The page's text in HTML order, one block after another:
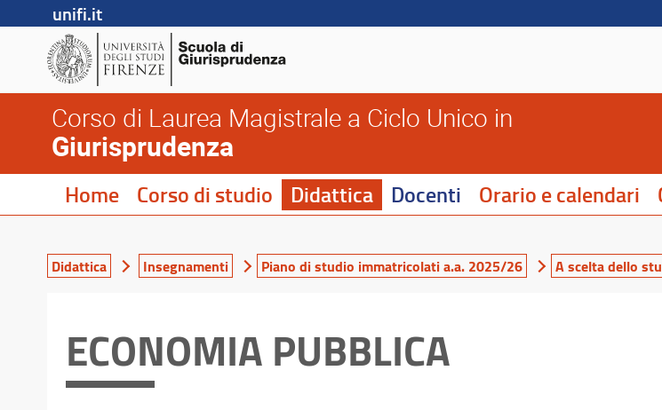
unifi.it
Corso di Laurea Magistrale a Ciclo Unico in
Giurisprudenza
Home Corso di studio Didattica Docenti Orario e calendari
Didattica Insegnamenti Piano di studio immatricolati a.a. 2025/26 A scelta dello
ECONOMIA PUBBLICA